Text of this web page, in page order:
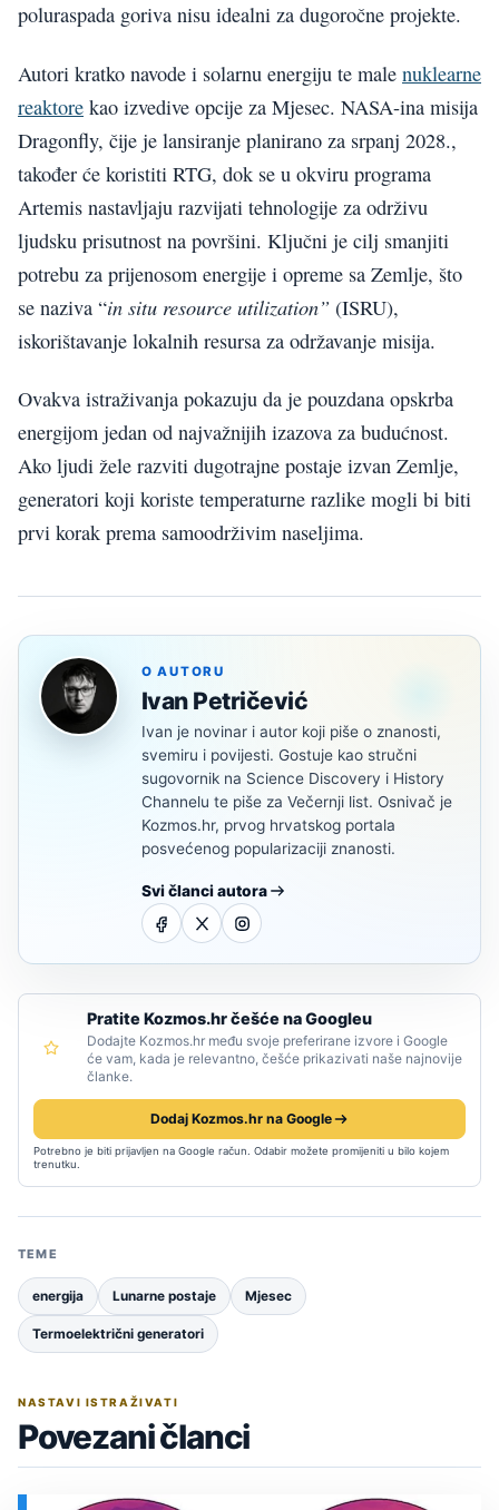
poluraspada goriva nisu idealni za dugoročne projekte.
Autori kratko navode i solarnu energiju te male nuklearne
reaktore kao izvedive opcije za Mjesec. NASA-ina misija
Dragonfly, čije je lansiranje planirano za srpanj 2028.,
također će koristiti RTG, dok se u okviru programa
Artemis nastavljaju razvijati tehnologije za održivu
ljudsku prisutnost na površini. Ključni je cilj smanjiti
potrebu za prijenosom energije i opreme sa Zemlje, što
se naziva “in situ resource utilization” (ISRU),
iskorištavanje lokalnih resursa za održavanje misija.
Ovakva istraživanja pokazuju da je pouzdana opskrba
energijom jedan od najvažnijih izazova za budućnost.
Ako ljudi žele razviti dugotrajne postaje izvan Zemlje,
generatori koji koriste temperaturne razlike mogli bi biti
prvi korak prema samoodrživim naseljima.
O AUTORU
Ivan Petričević
Ivan je novinar i autor koji piše o znanosti,
svemiru i povijesti. Gostuje kao stručni
sugovornik na Science Discovery i History
Channelu te piše za Večernji list. Osnivač je
Kozmos.hr, prvog hrvatskog portala
posvećenog popularizaciji znanosti.
Svi članci autora
Pratite Kozmos.hr češće na Googleu
Dodajte Kozmos.hr među svoje preferirane izvore i Google
će vam, kada je relevantno, češće prikazivati naše najnovije
članke.
Dodaj Kozmos.hr na Google
Potrebno je biti prijavljen na Google račun. Odabir možete promijeniti u bilo kojem
trenutku.
TEME
energija Lunarne postaje Mjesec
Termoelektrični generatori
NASTAVI ISTRAŽIVATI
Povezani članci